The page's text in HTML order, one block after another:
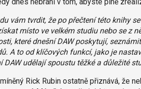
vám tvrdit, že po přečtení této knihy
místo ve velkém studiu nebo se z
které dnešní DAW poskytují,
A to od klíčových funkcí, jako je
DAW udělají spoustu těžké a důležité
Rick Rubin ostatně přiznává, že